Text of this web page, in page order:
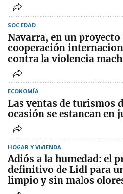
SOCIEDAD
Navarra, en un proyecto
cooperación
contra la violencia
ECONOMÍA
Las ventas de turismos
ocasión se estancan en
HOGAR Y VIVIENDA
Adiós a la humedad: el
definitivo de Lidl para
limpio y sin malos